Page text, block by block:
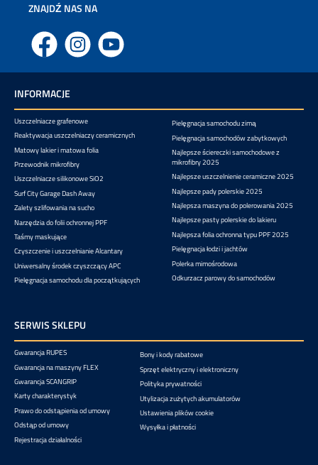
ZNAJDŹ NAS NA
Facebook Instagram YouTube
INFORMACJE
Uszczelniacze grafenowe
Reaktywacja uszczelniaczy ceramicznych
Matowy lakier i matowa folia
Przewodnik mikrofibry
Uszczelniacze silikonowe SiO2
Surf City Garage Dash Away
Zalety szlifowania na sucho
Narzędzia do folii ochronnej PPF
Taśmy maskujące
Czyszczenie i uszczelnianie Alcantary
Uniwersalny środek czyszczący APC
Pielęgnacja samochodu dla początkujących
Pielęgnacja samochodu zimą
Pielęgnacja samochodów zabytkowych
Najlepsze ściereczki samochodowe z
mikrofibry 2025
Najlepsze uszczelnienie ceramiczne 2025
Najlepsze pady polerskie 2025
Najlepsza maszyna do polerowania 2025
Najlepsze pasty polerskie do lakieru
Najlepsza folia ochronna typu PPF 2025
Pielęgnacja łodzi i jachtów
Polerka mimośrodowa
Odkurzacz parowy do samochodów
SERWIS SKLEPU
Gwarancja RUPES
Gwarancja na maszyny FLEX
Gwarancja SCANGRIP
Karty charakterystyk
Prawo do odstąpienia od umowy
Odstąp od umowy
Rejestracja działalności
Bony i kody rabatowe
Sprzęt elektryczny i elektroniczny
Polityka prywatności
Utylizacja zużytych akumulatorów
Ustawienia plików cookie
Wysyłka i płatności